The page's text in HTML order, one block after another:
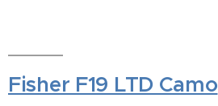
Fisher F19 LTD Camo